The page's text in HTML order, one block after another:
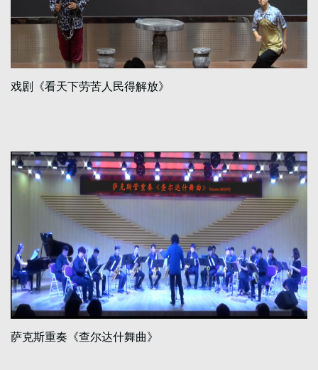
戏剧《看天下劳苦人民得解放》
萨克斯重奏《查尔达什舞曲》